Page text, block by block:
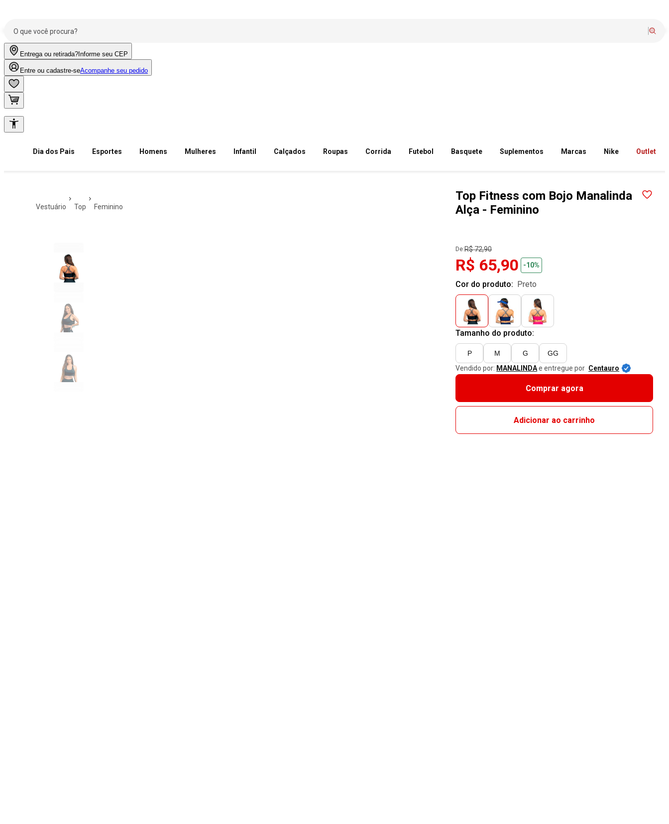
Entrega ou retirada? Informe seu CEP
Entre ou cadastre-seAcompanhe seu pedido
Dia dos Pais Esportes Homens Mulheres Infantil Calçados Roupas Corrida Futebol Basquete Suplementos Marcas Nike Outlet
vestuário top feminino
Top Fitness com Bojo Manalinda
Alça - Feminino
De:R$ 72,90
R$ 65,90 -10%
Cor do produto: preto
Tamanho do produto:
P M G
GG
Vendido por: MANALINDAe entregue por Centauro
Comprar agora
Adicionar ao carrinho